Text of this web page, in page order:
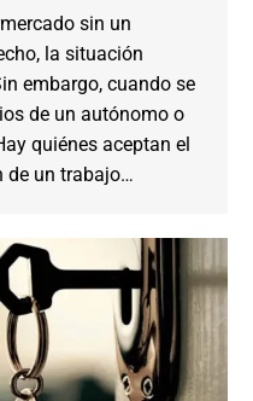
sin un
la situación
embargo, cuando se
de un autónomo o
quiénes aceptan el
de un trabajo…